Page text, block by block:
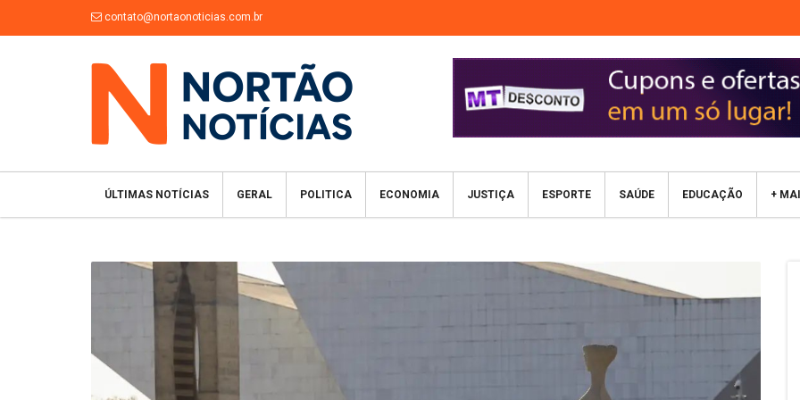
contato@nortaonoticias.com.br
ÚLTIMAS NOTÍCIAS GERAL POLITICA ECONOMIA JUSTIÇA ESPORTE SAÚDE EDUCAÇÃO +